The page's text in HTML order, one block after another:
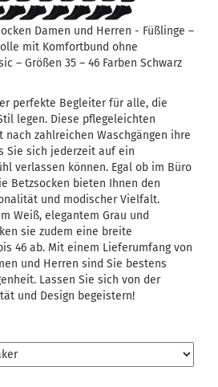
Damen und Herren - Füßlinge –
mit Komfortbund ohne
– Größen 35 – 46 Farben Schwarz
perfekte Begleiter für alle, die
legen. Diese pflegeleichten
zahlreichen Waschgängen ihre
Sie sich jederzeit auf ein
verlassen können. Egal ob im Büro
Betzsocken bieten Ihnen den
und modischer Vielfalt.
Weiß, elegantem Grau und
sie zudem eine breite
46 ab. Mit einem Lieferumfang von
und Herren sind Sie bestens
Lassen Sie sich von der
und Design begeistern!